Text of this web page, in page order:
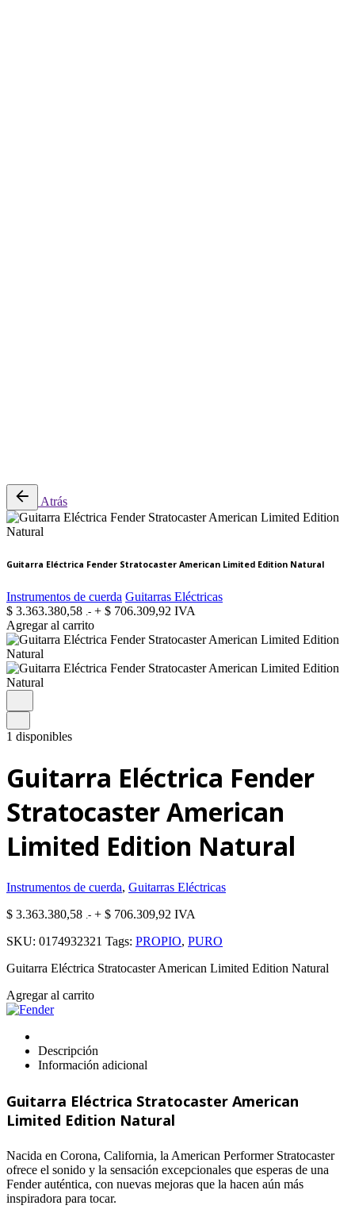
Atrás
Guitarra Eléctrica Fender Stratocaster American Limited Edition Natural
Instrumentos de cuerda Guitarras Eléctricas
$ 3.363.380,58 .- + $ 706.309,92 IVA
Agregar al carrito
1 disponibles
Guitarra Eléctrica Fender
Stratocaster American
Limited Edition Natural
Instrumentos de cuerda, Guitarras Eléctricas
$ 3.363.380,58 .- + $ 706.309,92 IVA
SKU: 0174932321 Tags: PROPIO, PURO
Guitarra Eléctrica Stratocaster American Limited Edition Natural
Guitarra
Eléctrica
Stratocaster
American
Limited
Natural
cantidad
Agregar al carrito
Descripción
Información adicional
Guitarra Eléctrica Stratocaster American
Limited Edition Natural
Nacida en Corona, California, la American Performer Stratocaster
ofrece el sonido y la sensación excepcionales que esperas de una
Fender auténtica, con nuevas mejoras que la hacen aún más
inspiradora para tocar.